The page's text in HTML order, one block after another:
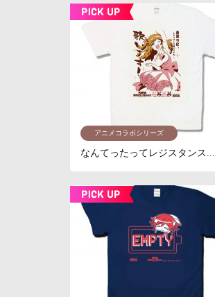
アニメコラボシリーズ
なんてったってレジスタンス...